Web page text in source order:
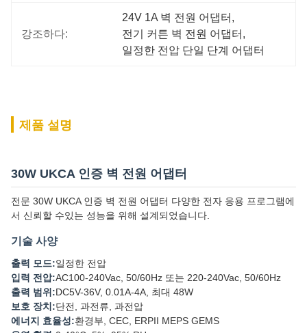
강조하다:
24V 1A 벽 전원 어댑터 ,
전기 커튼 벽 전원 어댑터 ,
일정한 전압 단일 단계 어댑터
제품 설명
30W UKCA 인증 벽 전원 어댑터
전문 30W UKCA 인증 벽 전원 어댑터 다양한 전자 응용 프로그램에
서 신뢰할 수있는 성능을 위해 설계되었습니다.
기술 사양
출력 모드:일정한 전압
입력 전압:AC100-240Vac, 50/60Hz 또는 220-240Vac, 50/60Hz
출력 범위:DC5V-36V, 0.01A-4A, 최대 48W
보호 장치:단전, 과전류, 과전압
에너지 효율성:환경부, CEC, ERPII MEPS GEMS